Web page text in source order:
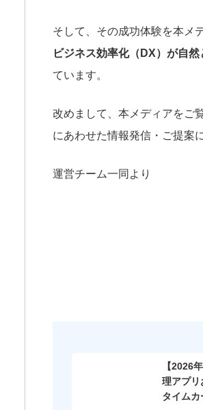
そして、その成功体験を本メ
ビジネス効率化（DX）が自
ています。
改めまして、本メディアをご
にあわせた情報発信・ご提案
運営チーム一同より
【2026
理アプリ
タイムカ